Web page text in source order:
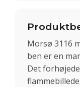
Morsø 3116
ben er en
Det